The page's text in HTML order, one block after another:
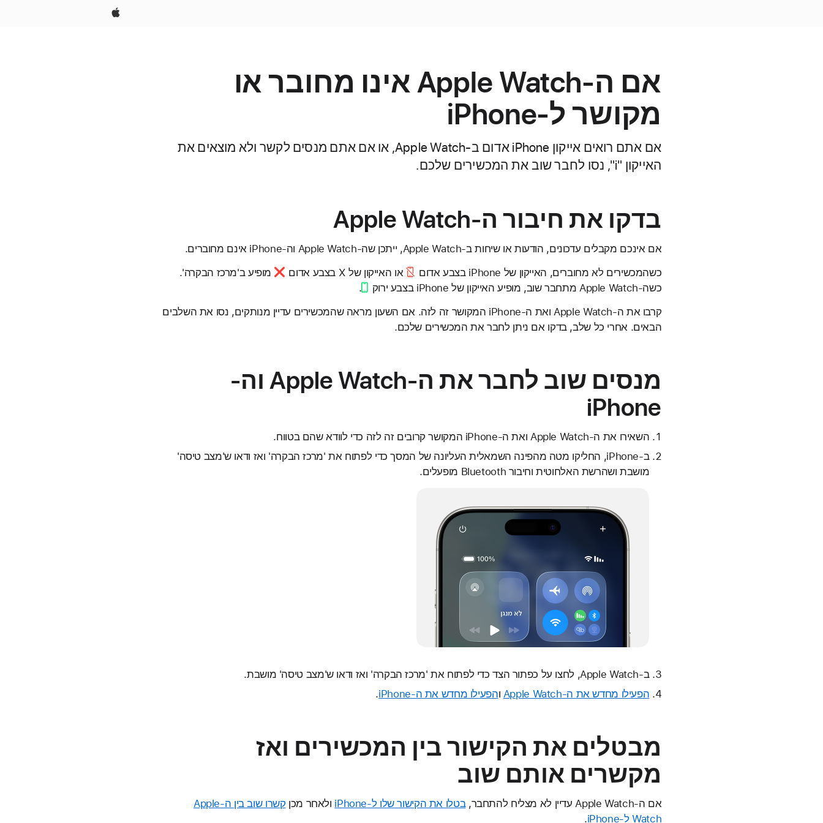
Apple
אם ה-Apple Watch אינו מחובר או
מקושר ל-iPhone
אם אתם רואים אייקון iPhone אדום ב-Apple Watch, או אם אתם מנסים לקשר ולא מוצאים את
האייקון "i", נסו לחבר שוב את המכשירים שלכם.
בדקו את חיבור ה-Apple Watch
אם אינכם מקבלים עדכונים, הודעות או שיחות ב-Apple Watch, ייתכן שה-Apple Watch וה-iPhone אינם מחוברים.
כשהמכשירים לא מחוברים, האייקון של iPhone בצבע אדום או האייקון של X בצבע אדום
מופיע ב'מרכז הבקרה'.
כשה-Apple Watch מתחבר שוב, מופיע
האייקון של iPhone בצבע ירוק
.
קרבו את ה-Apple Watch ואת ה-iPhone המקושר זה לזה. אם השעון מראה שהמכשירים עדיין מנותקים, נסו את השלבים
הבאים. אחרי כל שלב, בדקו אם ניתן לחבר את המכשירים שלכם.
מנסים שוב לחבר את ה-Apple Watch וה-
iPhone
השאירו את ה-Apple Watch ואת ה-iPhone המקושר קרובים זה לזה כדי לוודא שהם בטווח.
ב-iPhone, החליקו מטה מהפינה השמאלית העליונה של המסך כדי לפתוח את 'מרכז הבקרה' ואז ודאו ש'מצב טיסה'
מושבת ושהרשת האלחוטית וחיבור Bluetooth מופעלים.
ב-Apple Watch, לחצו על כפתור הצד כדי לפתוח את 'מרכז הבקרה' ואז ודאו ש'מצב טיסה' מושבת.
הפעילו מחדש את ה-Apple Watch
והפעילו מחדש את ה-iPhone .
מבטלים את הקישור בין המכשירים ואז
מקשרים אותם שוב
אם ה-Apple Watch עדיין לא מצליח להתחבר, בטלו את הקישור שלו ל-iPhone ולאחר מכן
קשרו שוב בין ה-Apple
Watch ל-iPhone
.